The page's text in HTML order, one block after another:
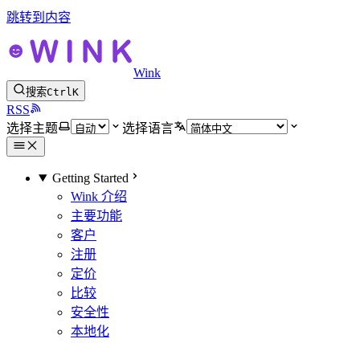
跳转到内容
Wink
搜索CtrlK
RSS
选择主题
选择语言
Getting Started
Wink 介绍
主要功能
客户
注册
定价
比较
安全性
本地化